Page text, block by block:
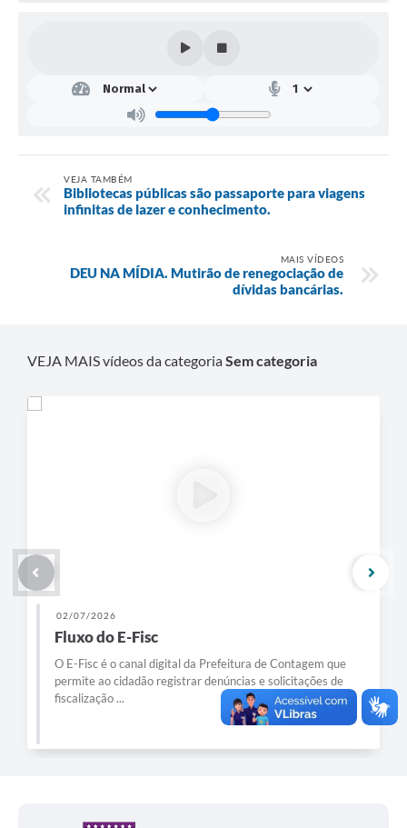
VEJA TAMBÉM
Bibliotecas públicas são passaporte para viagens
infinitas de lazer e conhecimento.
MAIS VÍDEOS
DEU NA MÍDIA. Mutirão de renegociação de
dívidas bancárias.
VEJA MAIS vídeos da categoriaSem categoria
02/07/2026
Fluxo do E-Fisc
O E-Fisc é o canal digital da Prefeitura de Contagem que
permite ao cidadão registrar denúncias e solicitações de
fiscalização ...